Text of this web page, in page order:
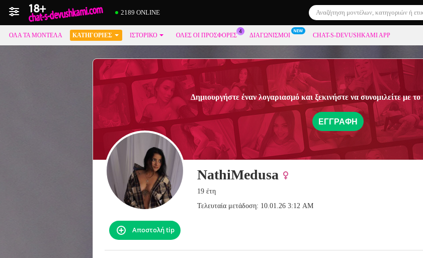
2189 ONLINE
ΌΛΑ ΤΑ ΜΟΝΤΈΛΑ ΚΑΤΗΓΟΡΊΕΣ ΙΣΤΟΡΙΚΌ ΟΛΕΣ ΟΙ ΠΡΟΣΦΟΡΕΣ ΔΙΑΓΩΝΙΣΜΟΊ CHAT-S-DEVUSHKAMI APP
Δημιουργήστε έναν λογαριασμό και ξεκινήστε να συνομιλείτε με το
ΕΓΓΡΑΦΉ
NathiMedusa
19 έτη
Τελευταία μετάδοση: 10.01.26 3:12 AM
Αποστολή tip